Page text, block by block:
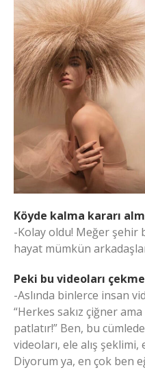
Köyde kalma kararı
-Kolay oldu! Meğer şehir
hayat mümkün
Peki bu videoları
-Aslında binlerce insan
“Herkes sakız çiğner
patlatır!” Ben, bu
videoları, ele alış
Diyorum ya, en çok ben